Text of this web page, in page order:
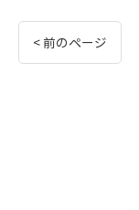
< 前のページ